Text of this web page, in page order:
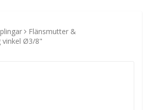
Flänsmutter &
vinkel Ø3/8"